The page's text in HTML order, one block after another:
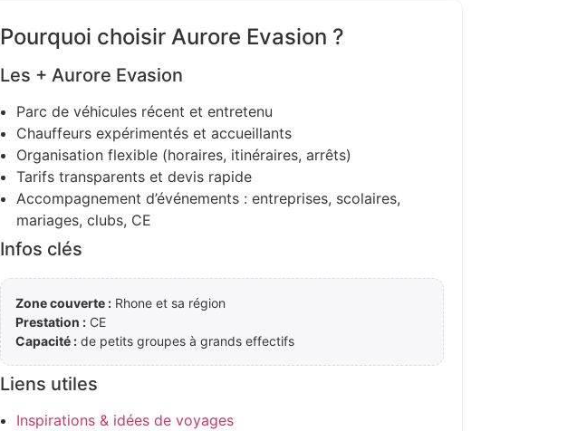
Pourquoi choisir Aurore Evasion ?
Les + Aurore Evasion
Parc de véhicules récent et entretenu
Chauffeurs expérimentés et accueillants
Organisation flexible (horaires, itinéraires, arrêts)
Tarifs transparents et devis rapide
Accompagnement d’événements : entreprises, scolaires,
mariages, clubs, CE
Infos clés
Zone couverte : Rhone et sa région
Prestation : CE
Capacité : de petits groupes à grands effectifs
Liens utiles
Inspirations & idées de voyages